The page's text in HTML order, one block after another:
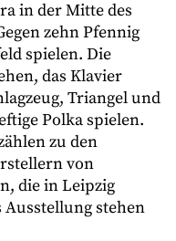
in der Mitte des
zehn Pfennig
spielen. Die
das Klavier
Triangel und
Polka spielen.
zu den
von
die in Leipzig
stehen